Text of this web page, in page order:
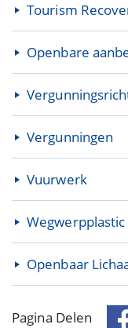
Tourism
Openbare
Vergunningen
Vuurwerk
Openbaar
Pagina Delen